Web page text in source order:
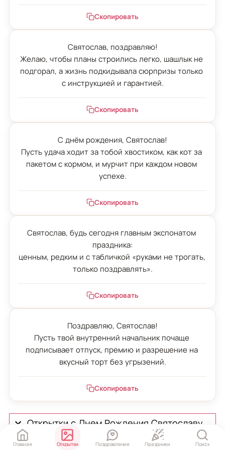
Скопировать
Святослав, поздравляю!
Желаю, чтобы планы строились легко, шашлык не
подгорал, а жизнь подкидывала сюрпризы только
с инструкцией и гарантией.
Скопировать
С днём рождения, Святослав!
Пусть удача ходит за тобой хвостиком, как кот за
пакетом с кормом, и мурчит при каждом новом
успехе.
Скопировать
Святослав, будь сегодня главным экспонатом
праздника:
ценным, редким и с табличкой «руками не трогать,
только поздравлять».
Скопировать
Поздравляю, Святослав!
Пусть твой внутренний начальник почаще
подписывает отпуск, премию и разрешение на
вкусный торт без угрызений.
Скопировать
Открытки с Днем Рождения Святославу
Главная Открытки Поздравления Праздники Поиск